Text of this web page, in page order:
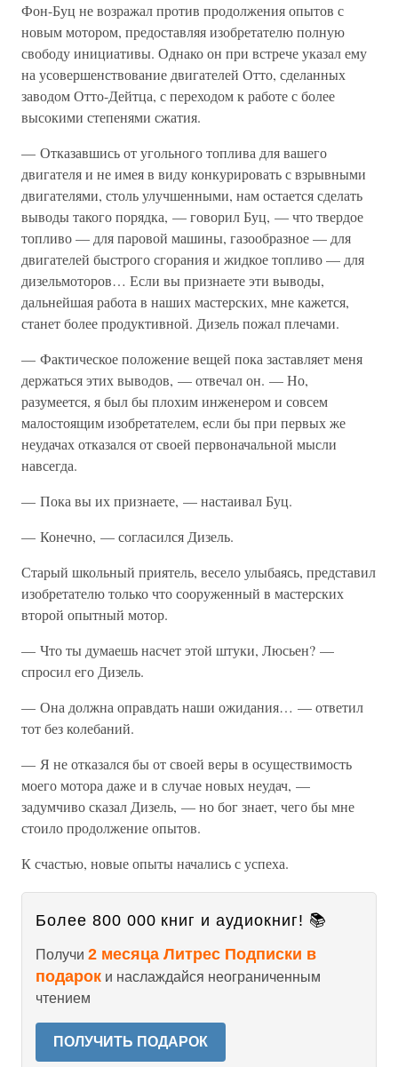
Фон-Буц не возражал против продолжения опытов с
новым мотором, предоставляя изобретателю полную
свободу инициативы. Однако он при встрече указал ему
на усовершенствование двигателей Отто, сделанных
заводом Отто-Дейтца, с переходом к работе с более
высокими степенями сжатия.
— Отказавшись от угольного топлива для вашего
двигателя и не имея в виду конкурировать с взрывными
двигателями, столь улучшенными, нам остается сделать
выводы такого порядка, — говорил Буц, — что твердое
топливо — для паровой машины, газообразное — для
двигателей быстрого сгорания и жидкое топливо — для
дизельмоторов… Если вы признаете эти выводы,
дальнейшая работа в наших мастерских, мне кажется,
станет более продуктивной. Дизель пожал плечами.
— Фактическое положение вещей пока заставляет меня
держаться этих выводов, — отвечал он. — Но,
разумеется, я был бы плохим инженером и совсем
малостоящим изобретателем, если бы при первых же
неудачах отказался от своей первоначальной мысли
навсегда.
— Пока вы их признаете, — настаивал Буц.
— Конечно, — согласился Дизель.
Старый школьный приятель, весело улыбаясь, представил
изобретателю только что сооруженный в мастерских
второй опытный мотор.
— Что ты думаешь насчет этой штуки, Люсьен? —
спросил его Дизель.
— Она должна оправдать наши ожидания… — ответил
тот без колебаний.
— Я не отказался бы от своей веры в осуществимость
моего мотора даже и в случае новых неудач, —
задумчиво сказал Дизель, — но бог знает, чего бы мне
стоило продолжение опытов.
К счастью, новые опыты начались с успеха.
Более 800 000 книг и аудиокниг! 📚
Получи 2 месяца Литрес Подписки в
подарок и наслаждайся неограниченным
чтением
ПОЛУЧИТЬ ПОДАРОК